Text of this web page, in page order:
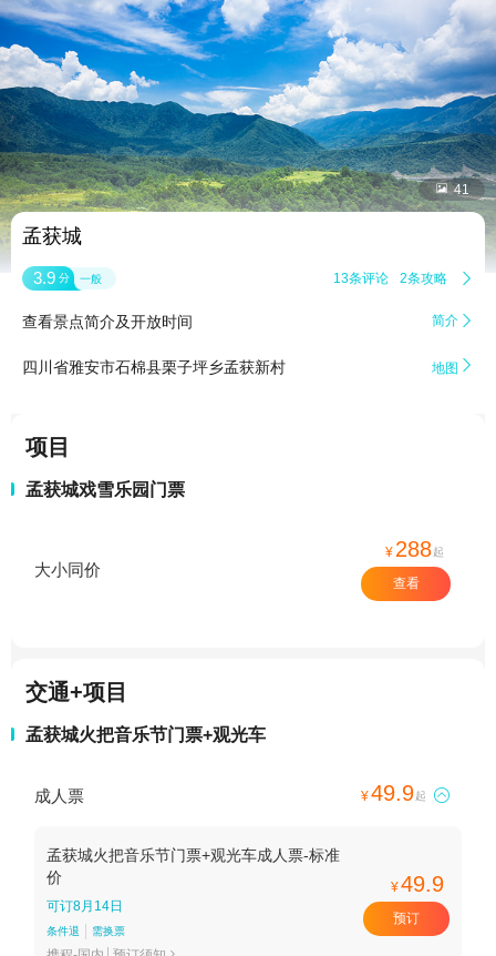
 41
孟获城
3.9 分 一般 13条评论 2条攻略 
查看景点简介及开放时间 简介 
四川省雅安市石棉县栗子坪乡孟获新村 地图 
项目
孟获城戏雪乐园门票
大小同价
¥ 288起
查看
交通+项目
孟获城火把音乐节门票+观光车
成人票 ¥49.9起 
孟获城火把音乐节门票+观光车成人票-标准
价
可订8月14日
条件退 需换票

¥49.9
预订
